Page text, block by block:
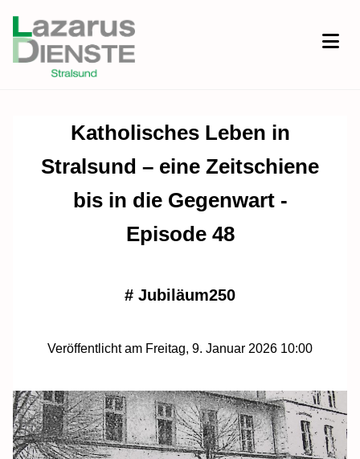
Katholisches Leben in
Stralsund – eine Zeitschiene
bis in die Gegenwart -
Episode 48
# Jubiläum250
Veröffentlicht am Freitag, 9. Januar 2026 10:00